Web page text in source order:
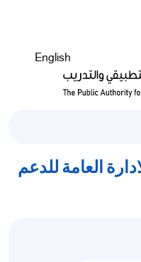
English
العامة للدعم